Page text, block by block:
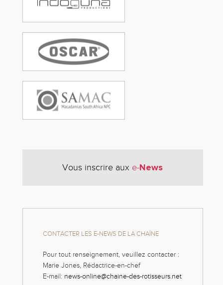
Vous inscrire aux e-News
CONTACTER LES E-NEWS DE LA CHAÎNE
Pour tout renseignement, veuillez contacter :
Marie Jones, Rédactrice-en-chef
E-mail: news-online@chaine-des-rotisseurs.net